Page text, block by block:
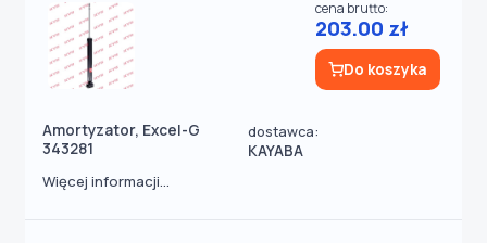
Amortyzator, Excel-G
343281
dostawca:
KAYABA
cena brutto:
203.00 zł
Do koszyka
Więcej informacji...